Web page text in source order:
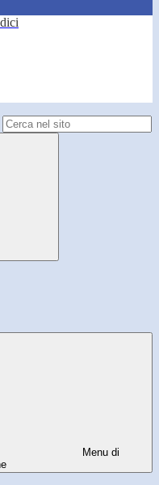
Menu di